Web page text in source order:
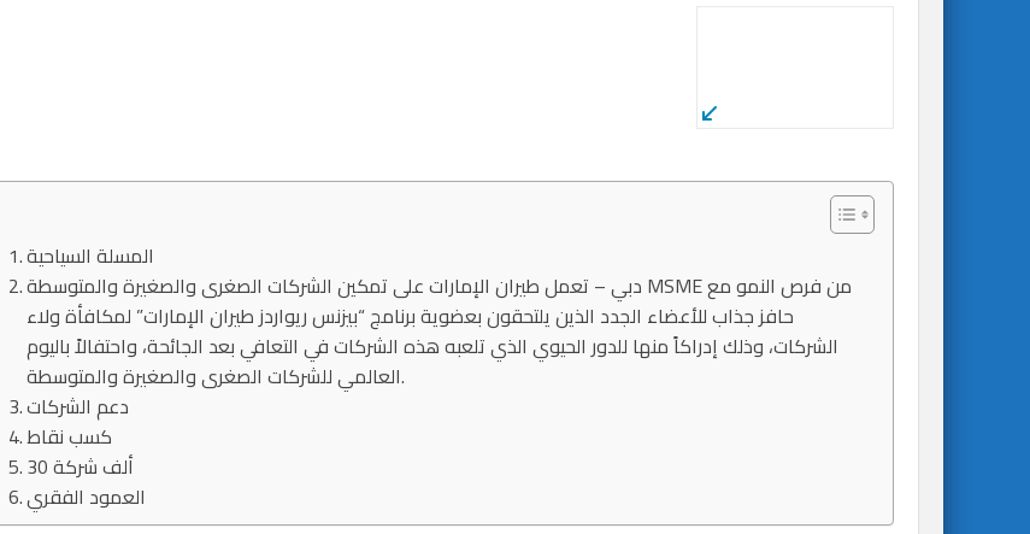
المسلة السياحية
دبي – تعمل طيران الإمارات على تمكين الشركات الصغرى والصغيرة والمتوسطة MSME من فرص النمو مع
حافز جذاب للأعضاء الجدد الذين يلتحقون بعضوية برنامج “بيزنس ريواردز طيران الإمارات” لمكافأة ولاء
الشركات، وذلك إدراكاً منها للدور الحيوي الذي تلعبه هذه الشركات في التعافي بعد الجائحة، واحتفالاً باليوم
العالمي للشركات الصغرى والصغيرة والمتوسطة.
دعم الشركات
كسب نقاط
30 ألف شركة
العمود الفقري